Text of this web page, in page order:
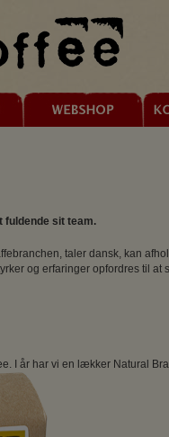
fuldende sit team.
taler dansk, kan
og erfaringer opfordres til at
I år har vi en lækker Natural